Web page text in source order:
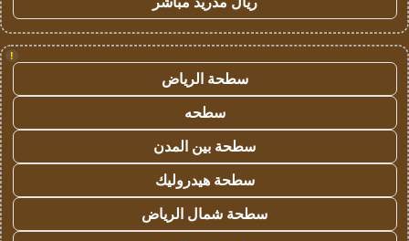
!
سطحة الرياض
سطحه
سطحة بين المدن
سطحة هيدروليك
سطحة شمال الرياض